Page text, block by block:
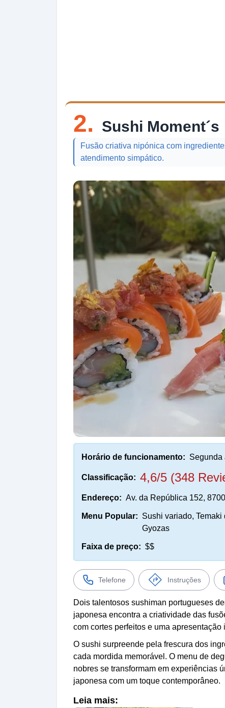
2. Sushi Moment´s
Fusão criativa nipónica com
atendimento simpático.
Horário de funcionamento: Segunda
Classificação: 4,6/5 (348
Endereço: Av. da República 152,
Menu Popular: Sushi variado,
Gyozas
Faixa de preço: $$
Telefone Instruções
Dois talentosos sushiman portugueses
japonesa encontra a criatividade das
com cortes perfeitos e uma
O sushi surpreende pela frescura dos
cada mordida memorável. O menu de
nobres se transformam em experiências
japonesa com um toque contemporâneo.
Leia mais: